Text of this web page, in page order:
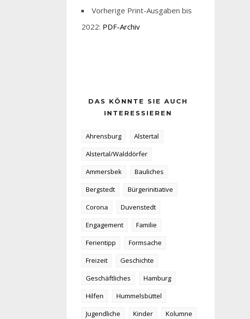
Vorherige Print-Ausgaben bis
2022: PDF-Archiv
DAS KÖNNTE SIE AUCH
INTERESSIEREN
Ahrensburg
Alstertal
Alstertal/Walddörfer
Ammersbek
Bauliches
Bergstedt
Bürgerinitiative
Corona
Duvenstedt
Engagement
Familie
Ferientipp
Formsache
Freizeit
Geschichte
Geschäftliches
Hamburg
Hilfen
Hummelsbüttel
Jugendliche
Kinder
Kolumne